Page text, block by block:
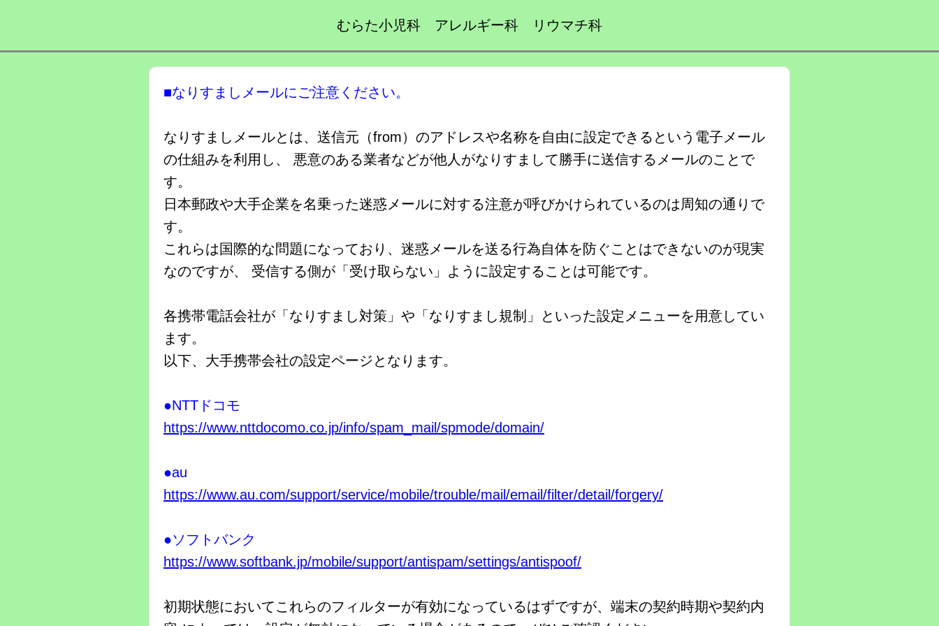
むらた小児科 アレルギー科 リウマチ科
■なりすましメールにご注意ください。
なりすましメールとは、送信元（from）のアドレスや名称を自由に設定できるという電子メール
の仕組みを利用し、 悪意のある業者などが他人がなりすまして勝手に送信するメールのことで
す。
日本郵政や大手企業を名乗った迷惑メールに対する注意が呼びかけられているのは周知の通りで
す。
これらは国際的な問題になっており、迷惑メールを送る行為自体を防ぐことはできないのが現実
なのですが、 受信する側が「受け取らない」ように設定することは可能です。
各携帯電話会社が「なりすまし対策」や「なりすまし規制」といった設定メニューを用意してい
ます。
以下、大手携帯会社の設定ページとなります。
●NTTドコモ
https://www.nttdocomo.co.jp/info/spam_mail/spmode/domain/
●au
https://www.au.com/support/service/mobile/trouble/mail/email/filter/detail/forgery/
●ソフトバンク
https://www.softbank.jp/mobile/support/antispam/settings/antispoof/
初期状態においてこれらのフィルターが有効になっているはずですが、端末の契約時期や契約内